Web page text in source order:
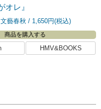
オレ』
文藝春秋 1,650円(税込)
商品を購入する
HMV&BOOKS